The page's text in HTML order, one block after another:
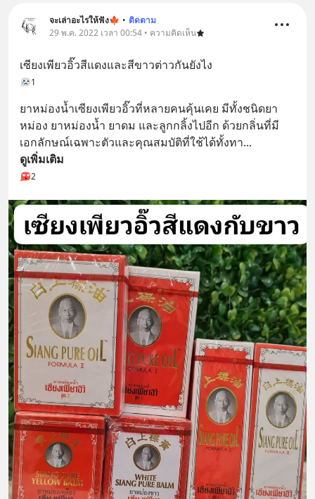
จะเล่าอะไรให้ฟัง🍁 • ติดตาม
29 พ.ค. 2022 เวลา 00:54 • ความคิดเห็น
เซียงเพียวอิ๊วสีแดงและสีขาวต่าวกันยังไง
1
ยาหม่องน้ำเซียงเพียวอิ๊วที่หลายคนคุ้นเคย มีทั้งชนิดยา
หม่อง ยาหม่องน้ำ ยาดม และลูกกลิ้งไปอีก ด้วยกลิ่นที่มี
เอกลักษณ์เฉพาะตัวและคุณสมบัติที่ใช้ได้ทั้งทา...
ดูเพิ่มเติม
2